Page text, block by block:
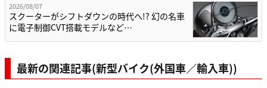
2026/08/07
スクーターがシフトダウンの時代へ!? 幻の名車
に電子制御CVT搭載モデルなど…
最新の関連記事(新型バイク(外国車／輸入車))